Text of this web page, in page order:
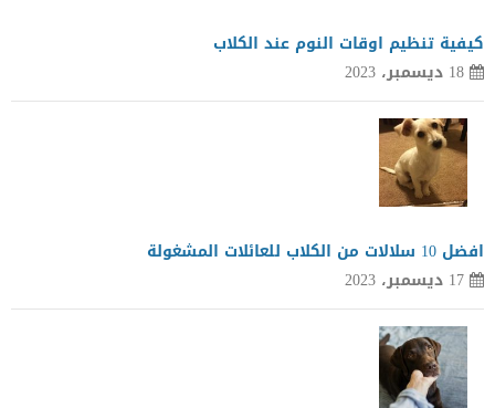
كيفية تنظيم اوقات النوم عند الكلاب
18 ديسمبر، 2023
افضل 10 سلالات من الكلاب للعائلات المشغولة
17 ديسمبر، 2023